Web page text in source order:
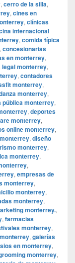
, cerro de la silla,
, cines en
, clínicas
internacional
, comida típica
, concesionarias
en monterrey,
monterrey,
, contadores
monterrey,
monterrey,
pública monterrey,
, deportes
monterrey,
online monterrey,
, diseño
monterrey,
monterrey,
,
, empresas de
monterrey,
monterrey,
monterrey,
monterrey.,
, farmacias
monterrey,
, galerías
en monterrey,
monterrey,